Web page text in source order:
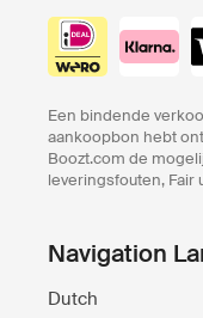
Een bindende
aankoopbon hebt
Boozt.com de
leveringsfouten,
Navigation
Dutch